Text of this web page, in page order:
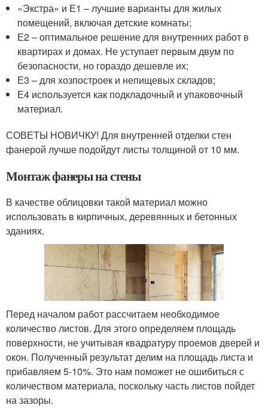
«Экстра» и Е1 – лучшие варианты для жилых
помещений, включая детские комнаты;
Е2 – оптимальное решение для внутренних работ в
квартирах и домах. Не уступает первым двум по
безопасности, но гораздо дешевле их;
Е3 – для хозпостроек и непищевых складов;
Е4 используется как подкладочный и упаковочный
материал.
СОВЕТЫ НОВИЧКУ! Для внутренней отделки стен
фанерой лучше подойдут листы толщиной от 10 мм.
Монтаж фанеры на стены
В качестве облицовки такой материал можно
использовать в кирпичных, деревянных и бетонных
зданиях.
Перед началом работ рассчитаем необходимое
количество листов. Для этого определяем площадь
поверхности, не учитывая квадратуру проемов дверей и
окон. Полученный результат делим на площадь листа и
прибавляем 5-10%. Это нам поможет не ошибиться с
количеством материала, поскольку часть листов пойдет
на зазоры.